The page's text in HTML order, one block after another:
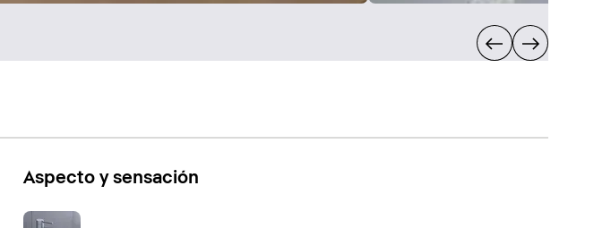
Aspecto y sensación